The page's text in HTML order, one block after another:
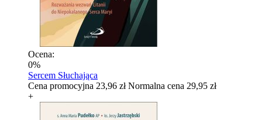
Ocena:
0%
Sercem Słuchająca
Cena promocyjna 23,96 zł Normalna cena 29,95 zł
+